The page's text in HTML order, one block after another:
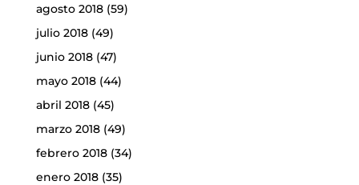
agosto 2018(59)
julio 2018(49)
junio 2018(47)
mayo 2018(44)
abril 2018(45)
marzo 2018(49)
febrero 2018(34)
enero 2018(35)